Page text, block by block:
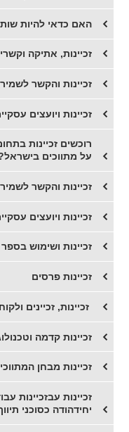
​האם כדאי להיות
זכיינות, אתיקה
זכיינות והקשר
​זכיינות ויועצים
​רוכשים זכיינות
על מתווכים
​זכיינות והקשר
זכיינות ויועצים
זכיינות ושימוש
זכיינות פרסים
זכיינות, זכיינים
​זכיינות קדמה
זכיינות מבחן
זכיינות עבזכיינות
יחידהודה כסוכני